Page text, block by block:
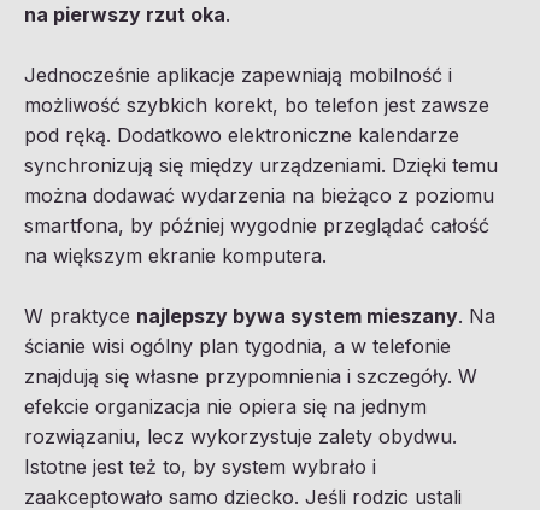
na pierwszy rzut oka.
Jednocześnie aplikacje zapewniają mobilność i
możliwość szybkich korekt, bo telefon jest zawsze
pod ręką. Dodatkowo elektroniczne kalendarze
synchronizują się między urządzeniami. Dzięki temu
można dodawać wydarzenia na bieżąco z poziomu
smartfona, by później wygodnie przeglądać całość
na większym ekranie komputera.
W praktyce najlepszy bywa system mieszany. Na
ścianie wisi ogólny plan tygodnia, a w telefonie
znajdują się własne przypomnienia i szczegóły. W
efekcie organizacja nie opiera się na jednym
rozwiązaniu, lecz wykorzystuje zalety obydwu.
Istotne jest też to, by system wybrało i
zaakceptowało samo dziecko. Jeśli rodzic ustali